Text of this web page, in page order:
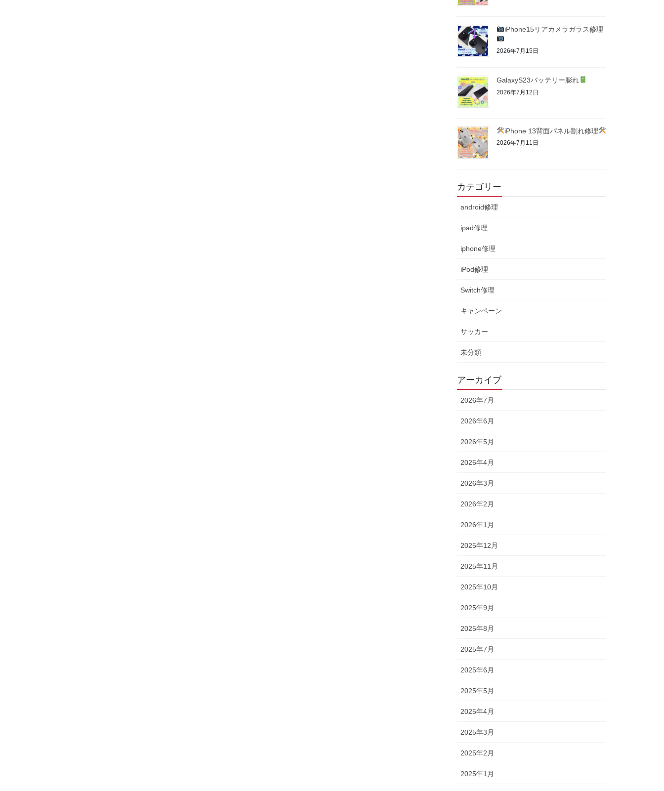
iPhone15リアカメラガラス修理
2026年7月15日
GalaxyS23バッテリー膨れ
2026年7月12日
iPhone 13背面パネル割れ修理
2026年7月11日
カテゴリー
android修理
ipad修理
iphone修理
iPod修理
Switch修理
キャンペーン
サッカー
未分類
アーカイブ
2026年7月
2026年6月
2026年5月
2026年4月
2026年3月
2026年2月
2026年1月
2025年12月
2025年11月
2025年10月
2025年9月
2025年8月
2025年7月
2025年6月
2025年5月
2025年4月
2025年3月
2025年2月
2025年1月